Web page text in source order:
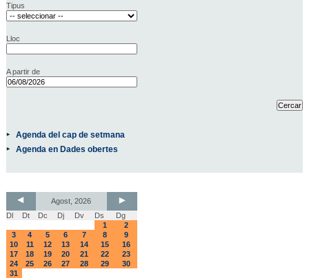
Tipus
Lloc
A partir de
Agenda del cap de setmana
Agenda en Dades obertes
Agost, 2026
Dl
Dt Dc Dj Dv Ds
Dg
1
2
3
4 5 6 7 8
9
10
11 12 13 14 15
16
17
18 19 20 21 22
23
24
25 26 27 28 29
30
31